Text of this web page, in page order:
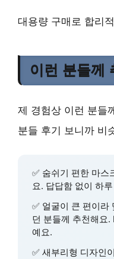
대용량 구매로 합리
이런 분들께
제 경험상 이런 분들
분들 후기 보니까 비
✅ 숨쉬기 편한 마스
요. 답답함 없이 하
✅ 얼굴이 큰 편이라
던 분들께 추천해요.
예요.
✅ 새부리형 디자인